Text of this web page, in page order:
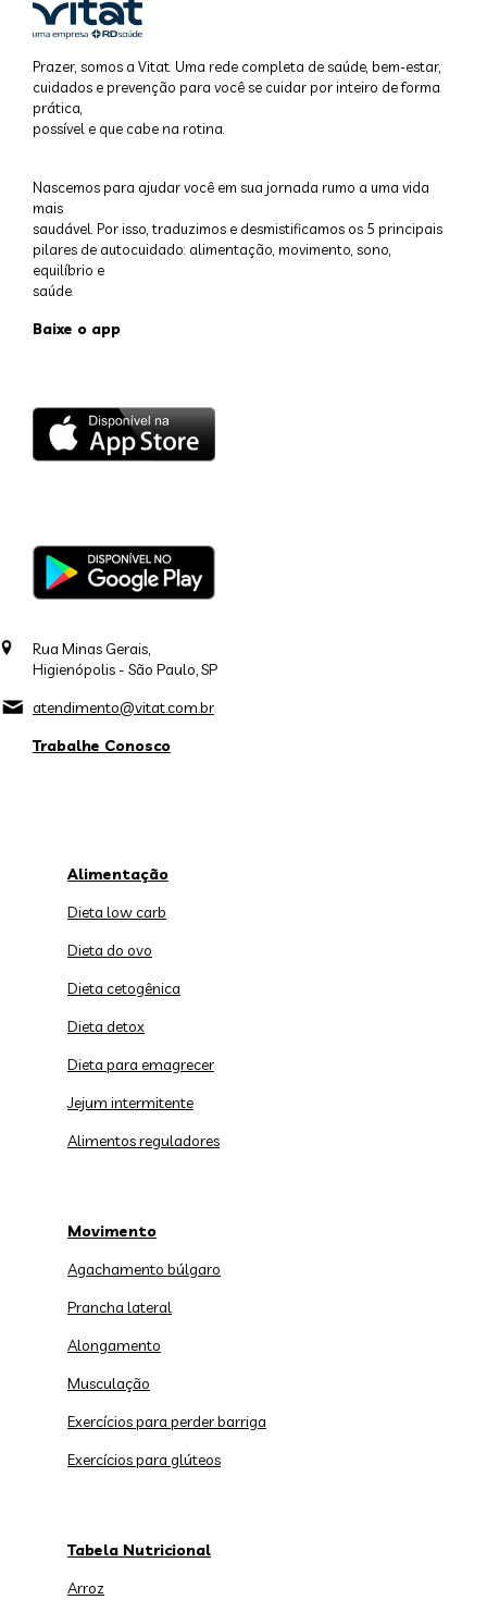
Prazer, somos a Vitat. Uma rede completa de saúde, bem-estar,
cuidados e prevenção para você se cuidar por inteiro de forma
prática,
possível e que cabe na rotina.
Nascemos para ajudar você em sua jornada rumo a uma vida
mais
saudável. Por isso, traduzimos e desmistificamos os 5 principais
pilares de autocuidado: alimentação, movimento, sono,
equilíbrio e
saúde.
Baixe o app
Rua Minas Gerais,
Higienópolis - São Paulo, SP
atendimento@vitat.com.br
Trabalhe Conosco
Alimentação
Dieta low carb
Dieta do ovo
Dieta cetogênica
Dieta detox
Dieta para emagrecer
Jejum intermitente
Alimentos reguladores
Movimento
Agachamento búlgaro
Prancha lateral
Alongamento
Musculação
Exercícios para perder barriga
Exercícios para glúteos
Tabela Nutricional
Arroz